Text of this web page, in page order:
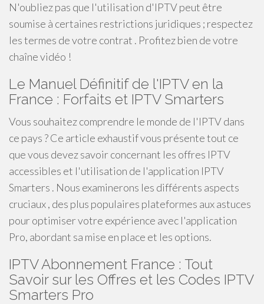
N'oubliez pas que l'utilisation d'IPTV peut être
soumise à certaines restrictions juridiques ; respectez
les termes de votre contrat . Profitez bien de votre
chaîne vidéo !
Le Manuel Définitif de l'IPTV en la
France : Forfaits et IPTV Smarters
Vous souhaitez comprendre le monde de l'IPTV dans
ce pays ? Ce article exhaustif vous présente tout ce
que vous devez savoir concernant les offres IPTV
accessibles et l'utilisation de l'application IPTV
Smarters . Nous examinerons les différents aspects
cruciaux , des plus populaires plateformes aux astuces
pour optimiser votre expérience avec l'application
Pro, abordant sa mise en place et les options.
IPTV Abonnement France : Tout
Savoir sur les Offres et les Codes IPTV
Smarters Pro